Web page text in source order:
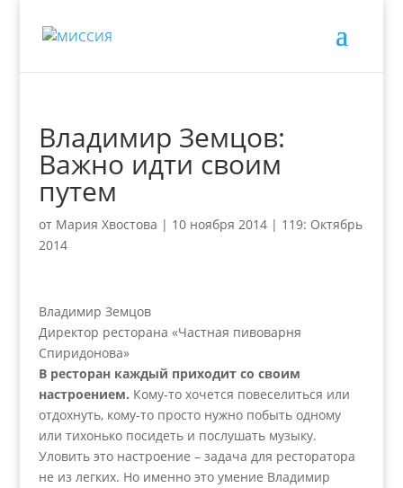
Владимир Земцов:
Важно идти своим
путем
от Мария Хвостова | 10 ноября 2014| 119: Октябрь
2014
Владимир Земцов
Директор ресторана «Частная пивоварня
Спиридонова»
В ресторан каждый приходит со своим
настроением. Кому-то хочется повеселиться или
отдохнуть, кому-то просто нужно побыть одному
или тихонько посидеть и послушать музыку.
Уловить это настроение – задача для ресторатора
не из легких. Но именно это умение Владимир